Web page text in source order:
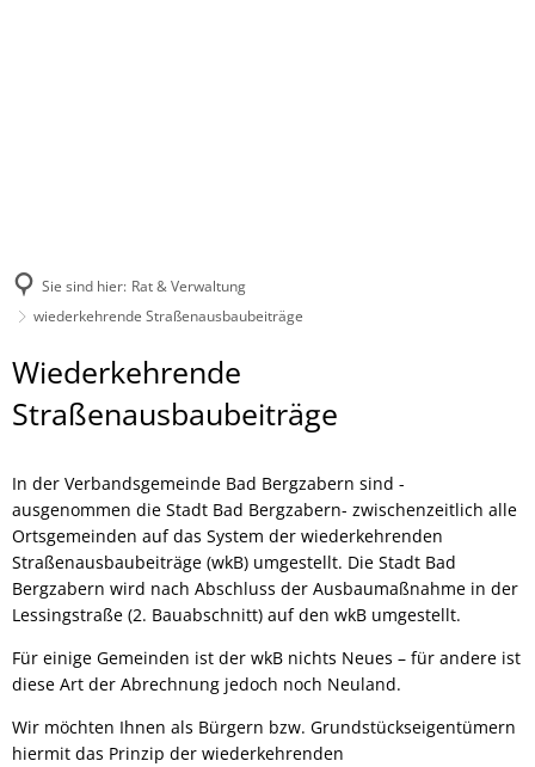
Sie sind hier: Rat & Verwaltung
wiederkehrende Straßenausbaubeiträge
wiederkehrende
Straßenausbaubeiträge
Wiederkehrende
Straßenausbaubeiträge
In der Verbandsgemeinde Bad Bergzabern sind -
ausgenommen die Stadt Bad Bergzabern- zwischenzeitlich alle
Ortsgemeinden auf das System der wiederkehrenden
Straßenausbaubeiträge (wkB) umgestellt. Die Stadt Bad
Bergzabern wird nach Abschluss der Ausbaumaßnahme in der
Lessingstraße (2. Bauabschnitt) auf den wkB umgestellt.
Für einige Gemeinden ist der wkB nichts Neues – für andere ist
diese Art der Abrechnung jedoch noch Neuland.
Wir möchten Ihnen als Bürgern bzw. Grundstückseigentümern
hiermit das Prinzip der wiederkehrenden